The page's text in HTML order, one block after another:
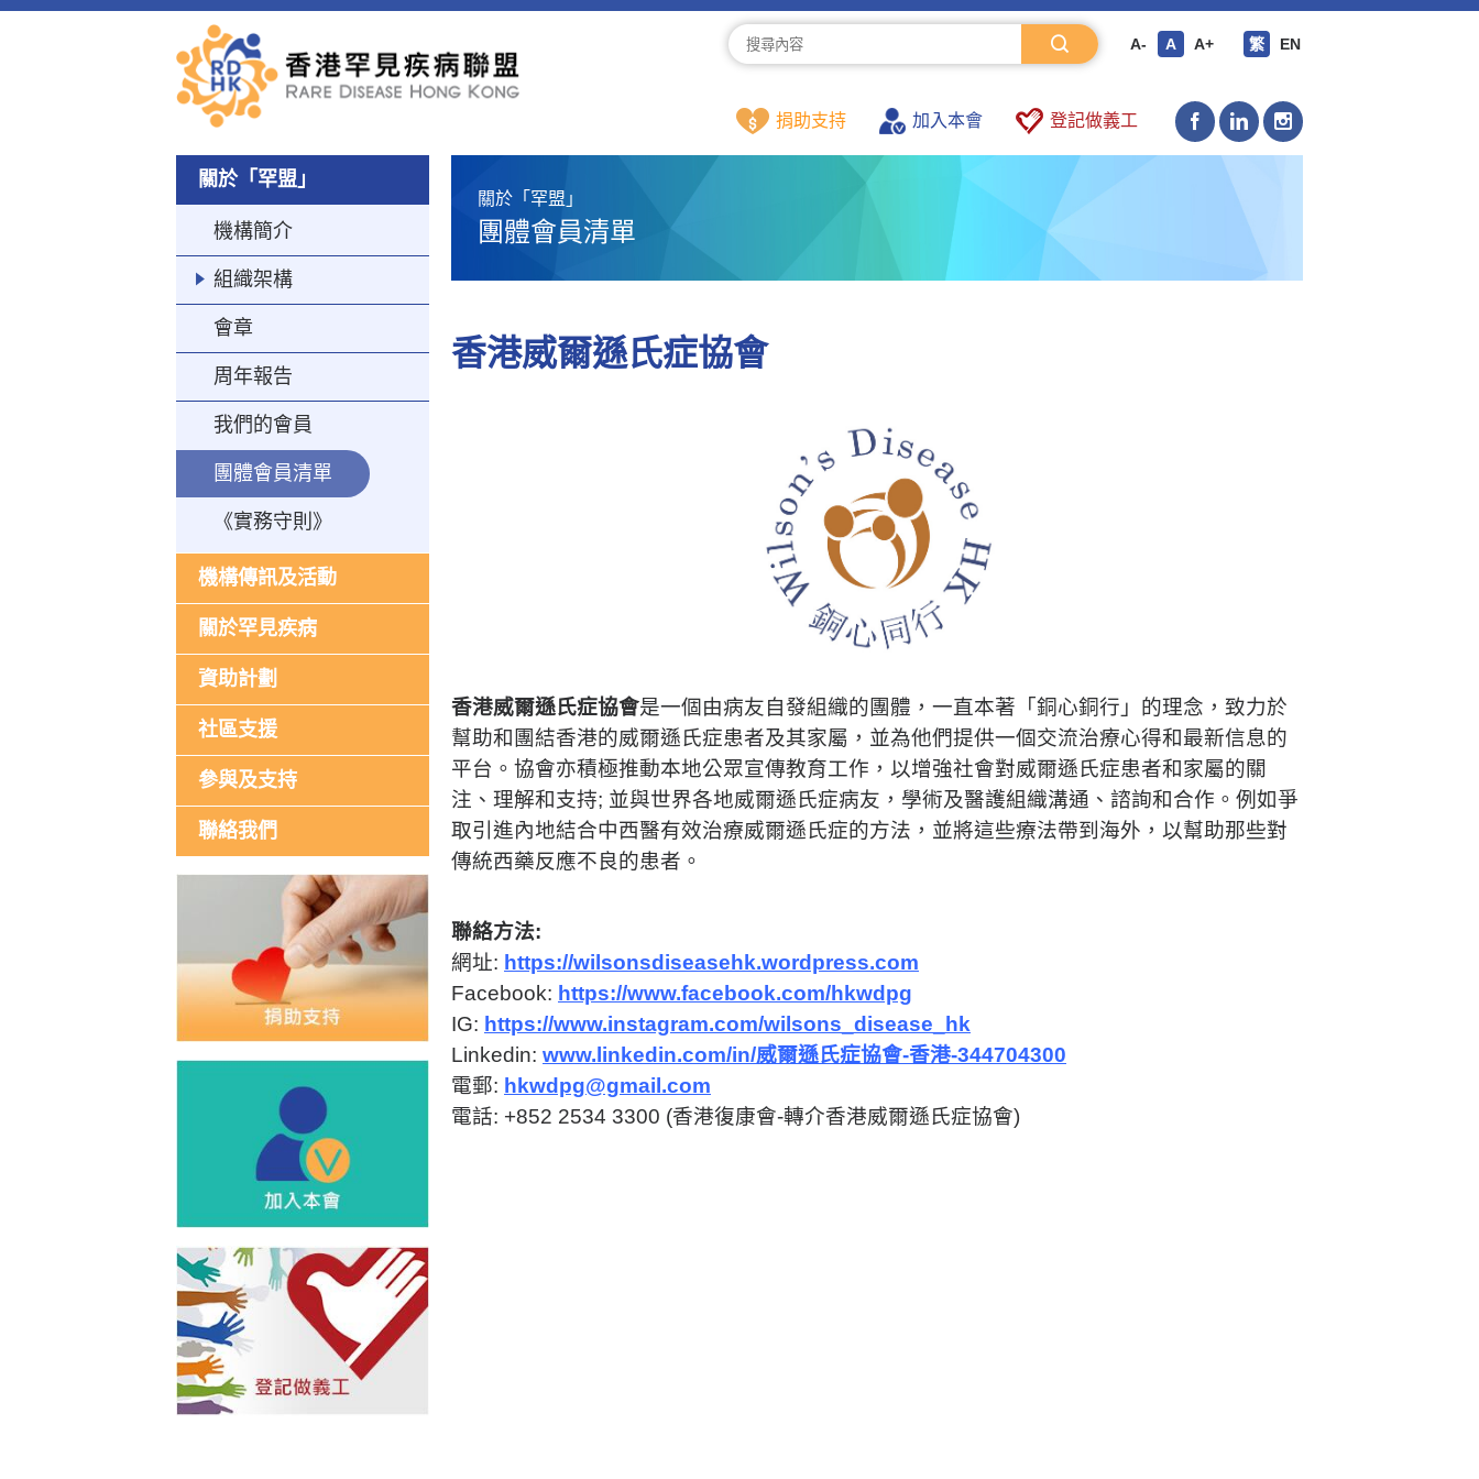
A- A A+ 繁 EN
捐助支持 加入本會 登記做義工
關於「罕盟」
機構簡介
組織架構
會章
周年報告
我們的會員
團體會員清單
《實務守則》
機構傳訊及活動
關於罕見疾病
資助計劃
社區支援
參與及支持
聯絡我們
關於「罕盟」
團體會員清單
香港威爾遜氏症協會
香港威爾遜氏症協會是一個由病友自發組織的團體，一直本著「銅心銅行」的理念，致力於
幫助和團結香港的威爾遜氏症患者及其家屬，並為他們提供一個交流治療心得和最新信息的
平台。協會亦積極推動本地公眾宣傳教育工作，以增強社會對威爾遜氏症患者和家屬的關
注、理解和支持; 並與世界各地威爾遜氏症病友，學術及醫護組織溝通、諮詢和合作。例如爭
取引進內地結合中西醫有效治療威爾遜氏症的方法，並將這些療法帶到海外，以幫助那些對
傳統西藥反應不良的患者。
聯絡方法:
網址: https://wilsonsdiseasehk.wordpress.com
Facebook: https://www.facebook.com/hkwdpg
IG: https://www.instagram.com/wilsons_disease_hk
Linkedin: www.linkedin.com/in/威爾遜氏症協會-香港-344704300
電郵: hkwdpg@gmail.com
電話: +852 2534 3300 (香港復康會-轉介香港威爾遜氏症協會)